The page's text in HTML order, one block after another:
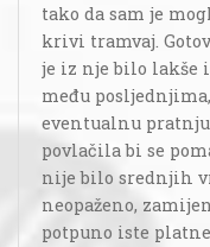
tako da sam je
krivi tramvaj.
je iz nje bilo lakše
među
eventualnu
povlačila bi se
nije bilo srednjih
neopaženo,
potpuno iste